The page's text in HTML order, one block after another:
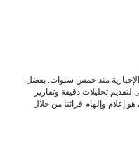
منذ خمس سنوات. بفضل
تحليلات دقيقة وتقارير
إعلام وإلهام قرائنا من خلال